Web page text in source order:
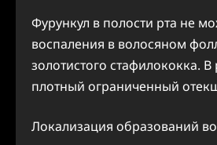
Фурункул в полости рта не
воспаления в волосяном
золотистого стафилококка.
плотный ограниченный
Локализация образований